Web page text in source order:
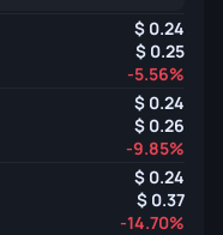
0.24
0.25
-5.56%
0.24
0.26
-9.85%
0.24
0.37
-14.70%